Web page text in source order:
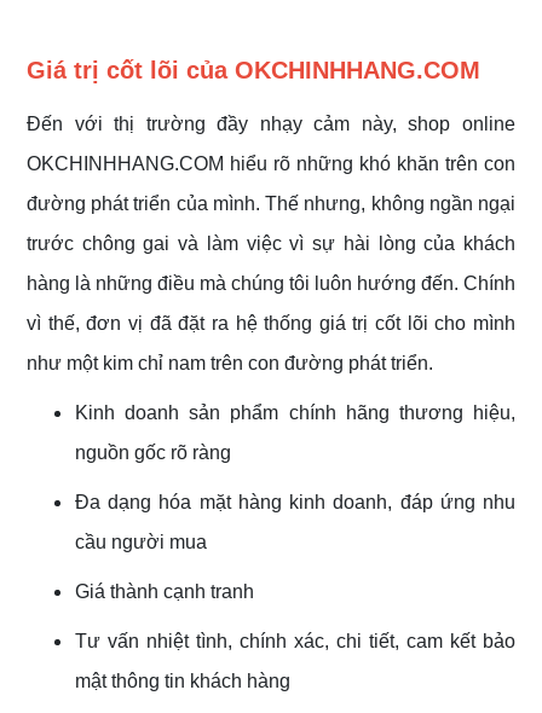
Giá trị cốt lõi của OKCHINHHANG.COM
Đến với thị trường đầy nhạy cảm này, shop online
OKCHINHHANG.COM hiểu rõ những khó khăn trên con
đường phát triển của mình. Thế nhưng, không ngần ngại
trước chông gai và làm việc vì sự hài lòng của khách
hàng là những điều mà chúng tôi luôn hướng đến. Chính
vì thế, đơn vị đã đặt ra hệ thống giá trị cốt lõi cho mình
như một kim chỉ nam trên con đường phát triển.
Kinh doanh sản phẩm chính hãng thương hiệu,
nguồn gốc rõ ràng
Đa dạng hóa mặt hàng kinh doanh, đáp ứng nhu
cầu người mua
Giá thành cạnh tranh
Tư vấn nhiệt tình, chính xác, chi tiết, cam kết bảo
mật thông tin khách hàng